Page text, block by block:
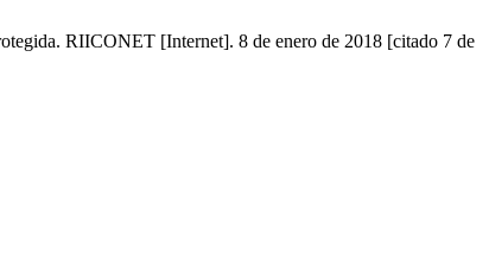
RIICONET [Internet]. 8 de enero de 2018 [citado 7 de